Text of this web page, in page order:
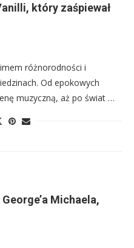
który zaśpiewał
różnorodności i
Od epokowych
muzyczną, aż po świat …
Michaela,